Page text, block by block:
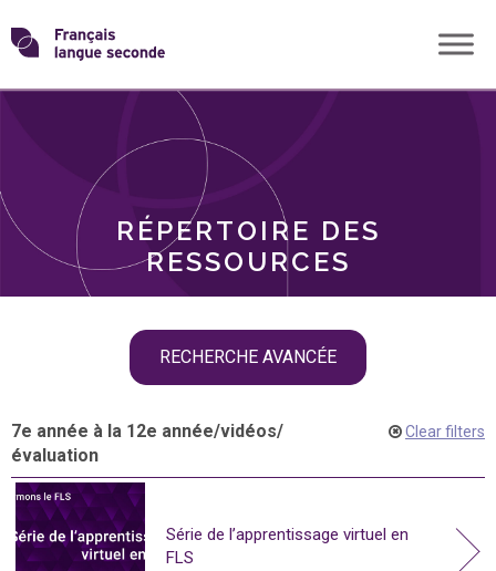
Skip
toTransformons
langue
RÉPERTOIRE DES
RESSOURCES
RECHERCHE AVANCÉE
THÈMES
7e année à la 12e année/vidéos/
évaluation
Clear filters
Série de l’apprentissage virtuel en
FLS